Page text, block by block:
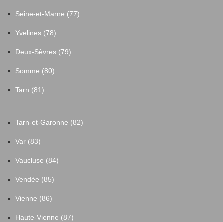
Seine-et-Marne (77)
Yvelines (78)
Deux-Sèvres (79)
Somme (80)
Tarn (81)
Tarn-et-Garonne (82)
Var (83)
Vaucluse (84)
Vendée (85)
Vienne (86)
Haute-Vienne (87)